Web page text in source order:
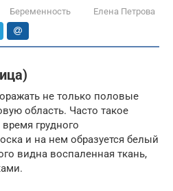
Беременность Елена Петрова
не только половые
область. Часто такое
грудного
и на нем образуется белый
видна воспаленная ткань,